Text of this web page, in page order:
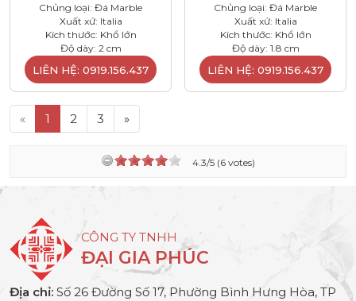
Chủng loại: Đá Marble
Xuất xứ: Italia
Kích thước: Khổ lớn
Độ dày: 2 cm
LIÊN HỆ: 0919.156.437
Chủng loại: Đá Marble
Xuất xứ: Italia
Kích thước: Khổ lớn
Độ dày: 1.8 cm
LIÊN HỆ: 0919.156.437
« 1 2 3 »
4.3/5 (6 votes)
CÔNG TY TNHH
ĐẠI GIA PHÚC
Địa chỉ: Số 26 Đường Số 17, Phường Bình Hưng Hòa, TP